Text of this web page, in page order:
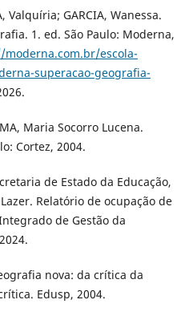
Valquíria; GARCIA, Wanessa.
1. ed. São Paulo: Moderna,
escola-
superacao-geografia-
Maria Socorro Lucena.
Cortez, 2004.
de Estado da Educação,
Relatório de ocupação de
de Gestão da
nova: da crítica da
Edusp, 2004.